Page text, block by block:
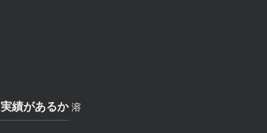
績があるか溶